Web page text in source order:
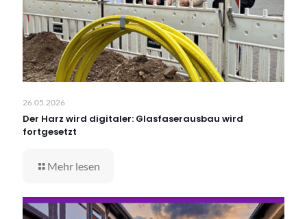
26.05.2026
Der Harz wird digitaler: Glasfaserausbau wird
fortgesetzt
Mehr lesen